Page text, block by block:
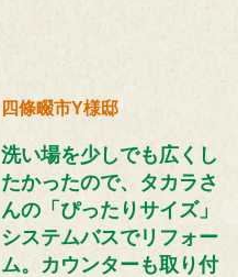
四條畷市Y様邸
洗い場を少しでも広くし
たかったので、タカラさ
んの「ぴったりサイズ」
システムバスでリフォー
ム。カウンターも取り付